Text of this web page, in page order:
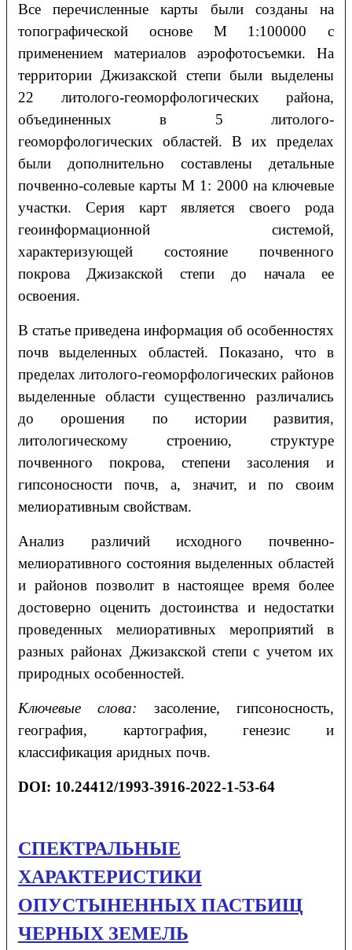
Все перечисленные карты были созданы на
топографической основе М 1:100000 с
применением материалов аэрофотосъемки. На
территории Джизакской степи были выделены
22 литолого-геоморфологических района,
объединенных в 5 литолого-
геоморфологических областей. В их пределах
были дополнительно составлены детальные
почвенно-солевые карты М 1: 2000 на ключевые
участки. Серия карт является своего рода
геоинформационной системой,
характеризующей состояние почвенного
покрова Джизакской степи до начала ее
освоения.
В статье приведена информация об особенностях
почв выделенных областей. Показано, что в
пределах литолого-геоморфологических районов
выделенные области существенно различались
до орошения по истории развития,
литологическому строению, структуре
почвенного покрова, степени засоления и
гипсоносности почв, а, значит, и по своим
мелиоративным свойствам.
Анализ различий исходного почвенно-
мелиоративного состояния выделенных областей
и районов позволит в настоящее время более
достоверно оценить достоинства и недостатки
проведенных мелиоративных мероприятий в
разных районах Джизакской степи с учетом их
природных особенностей.
Ключевые слова: засоление, гипсоносность,
география, картография, генезис и
классификация аридных почв.
DOI: 10.24412/1993-3916-2022-1-53-64
СПЕКТРАЛЬНЫЕ
ХАРАКТЕРИСТИКИ
ОПУСТЫНЕННЫХ ПАСТБИЩ
ЧЕРНЫХ ЗЕМЕЛЬ